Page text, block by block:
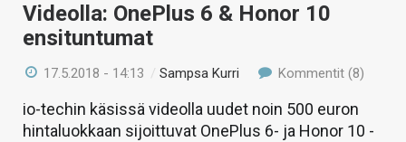
Videolla: OnePlus 6 & Honor 10
ensituntumat
17.5.2018 - 14:13 /Sampsa Kurri Kommentit (8)
io-techin käsissä videolla uudet noin 500 euron
hintaluokkaan sijoittuvat OnePlus 6- ja Honor 10 -